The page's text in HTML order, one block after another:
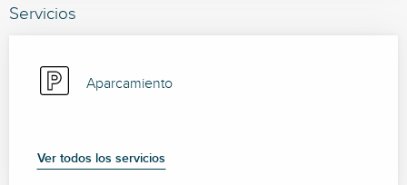
Servicios
Aparcamiento
Ver todos los servicios